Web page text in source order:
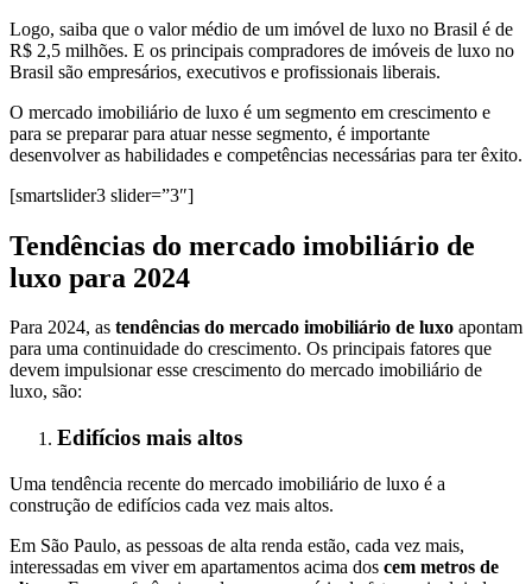
Logo, saiba que o valor médio de um imóvel de luxo no Brasil é de
R$ 2,5 milhões. E os principais compradores de imóveis de luxo no
Brasil são empresários, executivos e profissionais liberais.
O mercado imobiliário de luxo é um segmento em crescimento e
para se preparar para atuar nesse segmento, é importante
desenvolver as habilidades e competências necessárias para ter êxito.
[smartslider3 slider=”3″]
Tendências do mercado imobiliário de
luxo para 2024
Para 2024, as tendências do mercado imobiliário de luxo apontam
para uma continuidade do crescimento. Os principais fatores que
devem impulsionar esse crescimento do mercado imobiliário de
luxo, são:
Edifícios mais altos
Uma tendência recente do mercado imobiliário de luxo é a
construção de edifícios cada vez mais altos.
Em São Paulo, as pessoas de alta renda estão, cada vez mais,
interessadas em viver em apartamentos acima dos cem metros de